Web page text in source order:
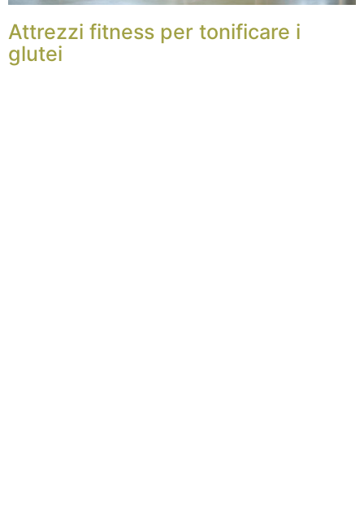
Attrezzi fitness per tonificare i
glutei